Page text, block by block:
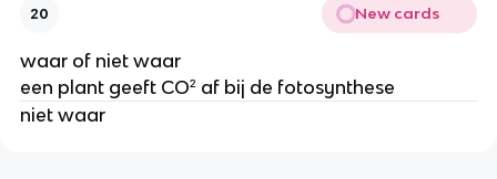
20 New cards
waar of niet waar
een plant geeft CO² af bij de fotosynthese
niet waar